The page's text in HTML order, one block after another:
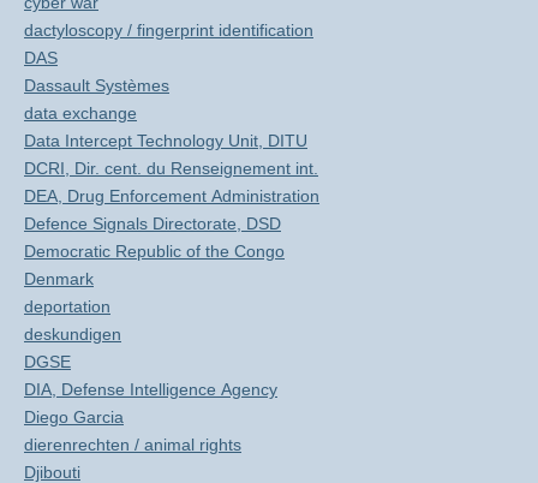
dactyloscopy / fingerprint identification
DAS
Dassault Systèmes
data exchange
Data Intercept Technology Unit, DITU
DCRI, Dir. cent. du Renseignement int.
DEA, Drug Enforcement Administration
Defence Signals Directorate, DSD
Democratic Republic of the Congo
Denmark
deportation
deskundigen
DGSE
DIA, Defense Intelligence Agency
Diego Garcia
dierenrechten / animal rights
Djibouti